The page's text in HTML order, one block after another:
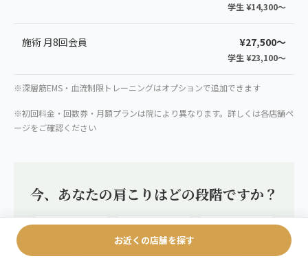
学生 ¥14,300〜
施術 月8回会員 ¥27,500〜
学生 ¥23,100〜
※深層筋EMS・血流制限トレーニングはオプションで追加できます
※初回料金・回数券・月額プランは院により異なります。詳しくは各店舗ペ
ージをご確認ください
今、あなたの肩こりはどの段階ですか？
初期
動くと痛い
進行 慢性化
お近くの店舗を探す